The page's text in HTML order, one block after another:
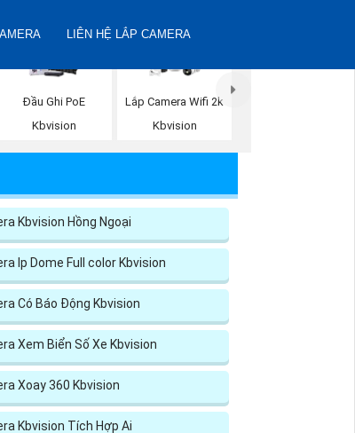
LIÊN HỆ LẮP CAMERA
Đầu Ghi PoE
Kbvision
Lắp Camera Wifi 2k
Kbvision
Kbvision Hồng Ngoại
Ip Dome Full color Kbvision
Có Báo Động Kbvision
Xem Biển Số Xe Kbvision
Xoay 360 Kbvision
Kbvision Tích Hợp Ai